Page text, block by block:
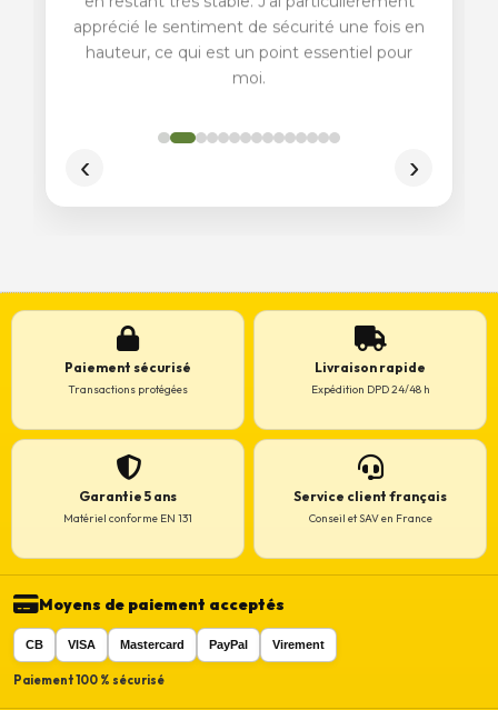
Paiement sécurisé
Transactions protégées
Livraison rapide
Expédition DPD 24/48 h
Garantie 5 ans
Matériel conforme EN 131
Service client français
Conseil et SAV en France
Moyens de paiement acceptés
CB VISA Mastercard PayPal Virement
Paiement 100 % sécurisé